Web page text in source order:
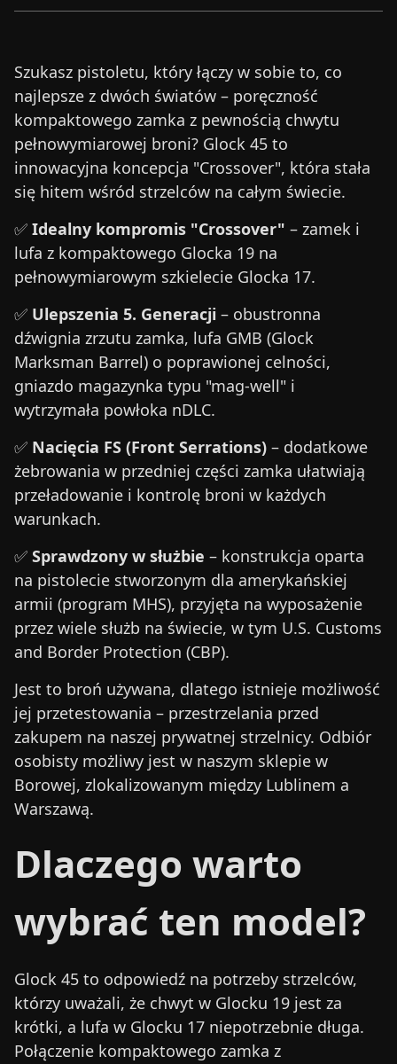
Szukasz pistoletu, który łączy w sobie to, co
najlepsze z dwóch światów – poręczność
kompaktowego zamka z pewnością chwytu
pełnowymiarowej broni? Glock 45 to
innowacyjna koncepcja "Crossover", która stała
się hitem wśród strzelców na całym świecie.
✅ Idealny kompromis "Crossover" – zamek i
lufa z kompaktowego Glocka 19 na
pełnowymiarowym szkielecie Glocka 17.
✅ Ulepszenia 5. Generacji – obustronna
dźwignia zrzutu zamka, lufa GMB (Glock
Marksman Barrel) o poprawionej celności,
gniazdo magazynka typu "mag-well" i
wytrzymała powłoka nDLC.
✅ Nacięcia FS (Front Serrations) – dodatkowe
żebrowania w przedniej części zamka ułatwiają
przeładowanie i kontrolę broni w każdych
warunkach.
✅ Sprawdzony w służbie – konstrukcja oparta
na pistolecie stworzonym dla amerykańskiej
armii (program MHS), przyjęta na wyposażenie
przez wiele służb na świecie, w tym U.S. Customs
and Border Protection (CBP).
Jest to broń używana, dlatego istnieje możliwość
jej przetestowania – przestrzelania przed
zakupem na naszej prywatnej strzelnicy. Odbiór
osobisty możliwy jest w naszym sklepie w
Borowej, zlokalizowanym między Lublinem a
Warszawą.
Dlaczego warto
wybrać ten model?
Glock 45 to odpowiedź na potrzeby strzelców,
którzy uważali, że chwyt w Glocku 19 jest za
krótki, a lufa w Glocku 17 niepotrzebnie długa.
Połączenie kompaktowego zamka z